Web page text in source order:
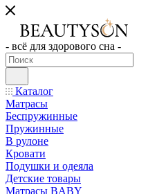
- всё для здорового сна -
Каталог
Матрасы
Беспружинные
Пружинные
В рулоне
Кровати
Подушки и одеяла
Детские товары
Матрасы BABY